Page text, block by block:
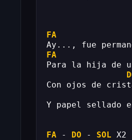
FA
Ay..., fue
FA
Para la hija de
Con ojos de
Y papel sellado
FA - DO - SOL X2